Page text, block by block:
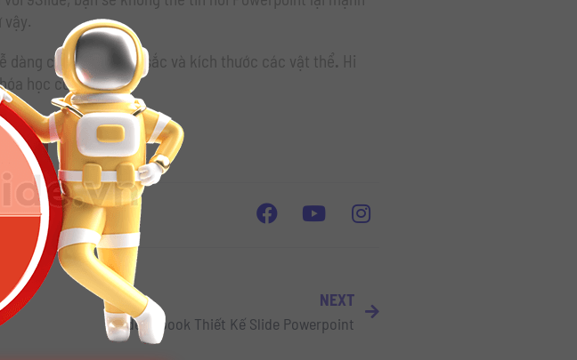
vậy.
dàng chỉnh sửa màu sắc và kích thước các vật thể. Hi
học của 9Slide.
đẹp
NEXT
9Slide | Ebook Thiết Kế Slide Powerpoint